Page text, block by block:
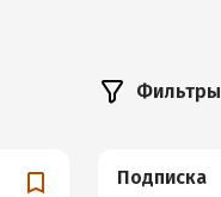
Фильтры
Подписка